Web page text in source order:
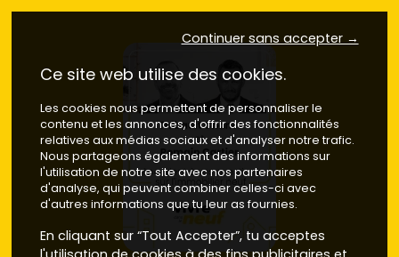
Continuer sans accepter →
Ce site web utilise des cookies.
Les cookies nous permettent de personnaliser le
contenu et les annonces, d'offrir des fonctionnalités
relatives aux médias sociaux et d'analyser notre trafic.
Nous partageons également des informations sur
l'utilisation de notre site avec nos partenaires
d'analyse, qui peuvent combiner celles-ci avec
d'autres informations que tu leur as fournies.
En cliquant sur “Tout Accepter”, tu acceptes